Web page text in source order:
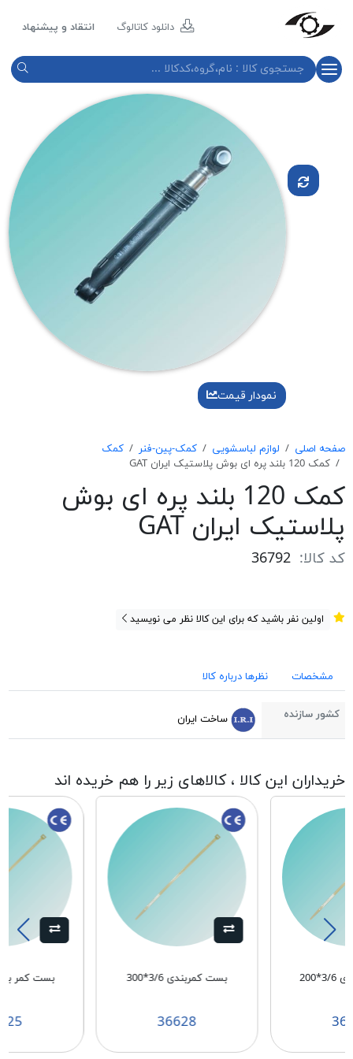
دانلود کاتالوگ انتقاد و پیشنهاد
نمودار قیمت
صفحه اصلی لوازم لباسشویی کمک-پین-فنر
کمک
كمک 120 بلند پره ای بوش پلاستيک ايران GAT
كمک 120 بلند پره ای بوش
پلاستيک ايران GAT
کد کالا: 36792
اولین نفر باشید که برای این کالا نظر می نویسید
مشخصات نظرها درباره کالا
کشور سازنده ساخت ایران
خریداران این کالا ، کالاهای زیر را هم خریده اند
بست کمربندی 3/6*300
36628
بست کمر بندی 2/